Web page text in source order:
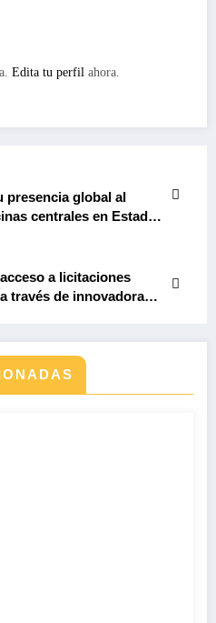
Edita tu perfil ahora.
presencia global al
centrales en Estados
a licitaciones
través de innovadora